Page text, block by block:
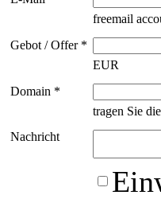
freemail
Gebot / Offer *
EUR
Domain *
tragen Sie
Nachricht